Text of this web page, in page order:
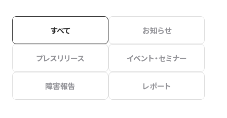
すべて お知らせ
プレスリリース イベント・セミナー
障害報告 レポート